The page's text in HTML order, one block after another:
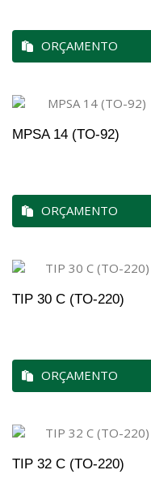
ORÇAMENTO
MPSA 14 (TO-92)
ORÇAMENTO
TIP 30 C (TO-220)
ORÇAMENTO
TIP 32 C (TO-220)